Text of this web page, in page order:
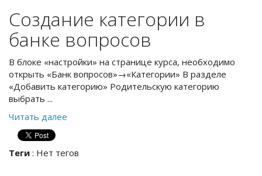
Создание категории в
банке вопросов
В блоке «настройки» на странице курса, необходимо
открыть «Банк вопросов»→«Категории» В разделе
«Добавить категорию» Родительскую категорию
выбрать ...
Читать далее
Теги : Нет тегов